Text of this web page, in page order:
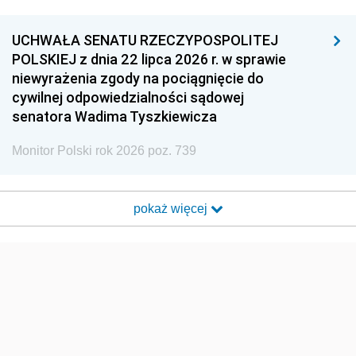
UCHWAŁA SENATU RZECZYPOSPOLITEJ
POLSKIEJ z dnia 22 lipca 2026 r. w sprawie
niewyrażenia zgody na pociągnięcie do
cywilnej odpowiedzialności sądowej
senatora Wadima Tyszkiewicza
Monitor Polski rok 2026 poz. 739
pokaż więcej